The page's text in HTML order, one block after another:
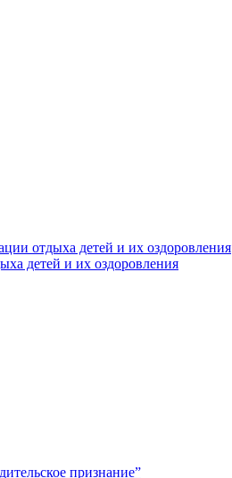
отдыха детей и их оздоровления
детей и их оздоровления
признание”